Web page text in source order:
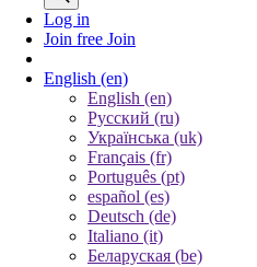
Log in
Join free Join
English (en)
English (en)
Русский (ru)
Українська (uk)
Français (fr)
Português (pt)
español (es)
Deutsch (de)
Italiano (it)
Беларуская (be)